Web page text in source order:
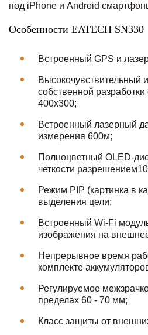
под iPhone и Android
Особенности EATECH SN330
Встроенный GPS и
Высокочувствительный
собственной
400x300;
Встроенный лазерный
измерения 600м;
Полноцветный OLED-
четкости
Режим PIP (картинка в
выделения цели;
Встроенный Wi-Fi
изображения на
Непрерывное время
комплекте
Регулируемое
пределах 60 - 70 мм;
Класс защиты от